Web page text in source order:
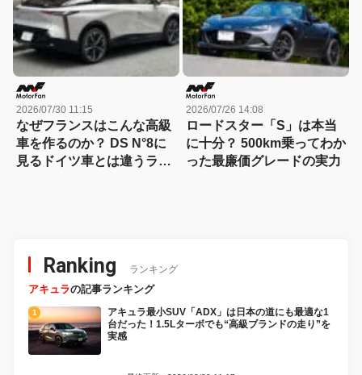
2026/07/30 11:15
なぜフランスはこんな高級
車を作るのか？ DS N°8に
見るドイツ車とは違うラグ
2026/07/26 14:08
ロードスター「S」は本当
に十分？ 500km乗ってわか
った最廉価グレードの実力
Ranking ランキング
アキュラの記事ランキング
アキュラ最小SUV「ADX」は日本の道にも最適な1
台だった！1.5Lターボでも“高級ブランドの走り”を
実感